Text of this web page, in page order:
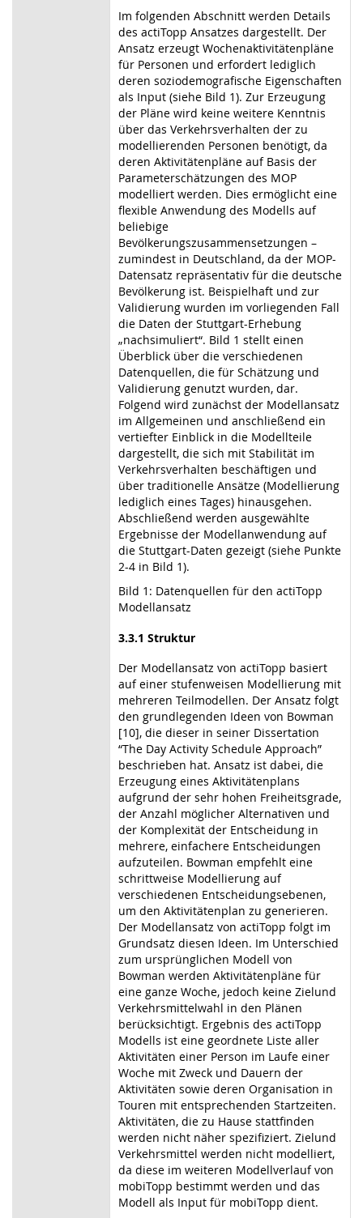
Im folgenden Abschnitt werden Details
des actiTopp Ansatzes dargestellt. Der
Ansatz erzeugt Wochenaktivitätenpläne
für Personen und erfordert lediglich
deren soziodemografische Eigenschaften
als Input (siehe Bild 1). Zur Erzeugung
der Pläne wird keine weitere Kenntnis
über das Verkehrsverhalten der zu
modellierenden Personen benötigt, da
deren Aktivitätenpläne auf Basis der
Parameterschätzungen des MOP
modelliert werden. Dies ermöglicht eine
flexible Anwendung des Modells auf
beliebige
Bevölkerungszusammensetzungen –
zumindest in Deutschland, da der MOP-
Datensatz repräsentativ für die deutsche
Bevölkerung ist. Beispielhaft und zur
Validierung wurden im vorliegenden Fall
die Daten der Stuttgart-Erhebung
„nachsimuliert“. Bild 1 stellt einen
Überblick über die verschiedenen
Datenquellen, die für Schätzung und
Validierung genutzt wurden, dar.
Folgend wird zunächst der Modellansatz
im Allgemeinen und anschließend ein
vertiefter Einblick in die Modellteile
dargestellt, die sich mit Stabilität im
Verkehrsverhalten beschäftigen und
über traditionelle Ansätze (Modellierung
lediglich eines Tages) hinausgehen.
Abschließend werden ausgewählte
Ergebnisse der Modellanwendung auf
die Stuttgart-Daten gezeigt (siehe Punkte
2-4 in Bild 1).
Bild 1: Datenquellen für den actiTopp
Modellansatz
3.3.1 Struktur
Der Modellansatz von actiTopp basiert
auf einer stufenweisen Modellierung mit
mehreren Teilmodellen. Der Ansatz folgt
den grundlegenden Ideen von Bowman
[10], die dieser in seiner Dissertation
“The Day Activity Schedule Approach”
beschrieben hat. Ansatz ist dabei, die
Erzeugung eines Aktivitätenplans
aufgrund der sehr hohen Freiheitsgrade,
der Anzahl möglicher Alternativen und
der Komplexität der Entscheidung in
mehrere, einfachere Entscheidungen
aufzuteilen. Bowman empfehlt eine
schrittweise Modellierung auf
verschiedenen Entscheidungsebenen,
um den Aktivitätenplan zu generieren.
Der Modellansatz von actiTopp folgt im
Grundsatz diesen Ideen. Im Unterschied
zum ursprünglichen Modell von
Bowman werden Aktivitätenpläne für
eine ganze Woche, jedoch keine Zielund
Verkehrsmittelwahl in den Plänen
berücksichtigt. Ergebnis des actiTopp
Modells ist eine geordnete Liste aller
Aktivitäten einer Person im Laufe einer
Woche mit Zweck und Dauern der
Aktivitäten sowie deren Organisation in
Touren mit entsprechenden Startzeiten.
Aktivitäten, die zu Hause stattfinden
werden nicht näher spezifiziert. Zielund
Verkehrsmittel werden nicht modelliert,
da diese im weiteren Modellverlauf von
mobiTopp bestimmt werden und das
Modell als Input für mobiTopp dient.